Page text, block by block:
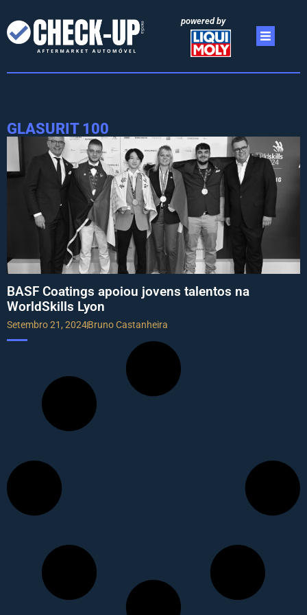
powered by
GLASURIT 100
BASF Coatings apoiou jovens talentos na
WorldSkills Lyon
Setembro 21, 2024Bruno Castanheira